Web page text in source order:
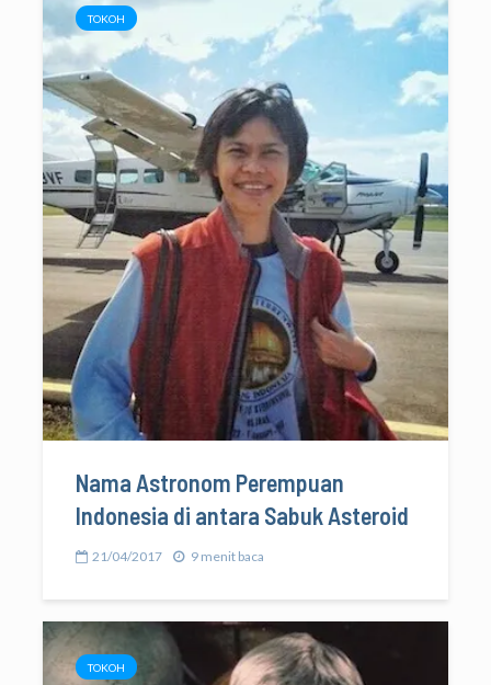
TOKOH
Nama Astronom Perempuan
Indonesia di antara Sabuk Asteroid
21/04/2017 9 menit baca
TOKOH